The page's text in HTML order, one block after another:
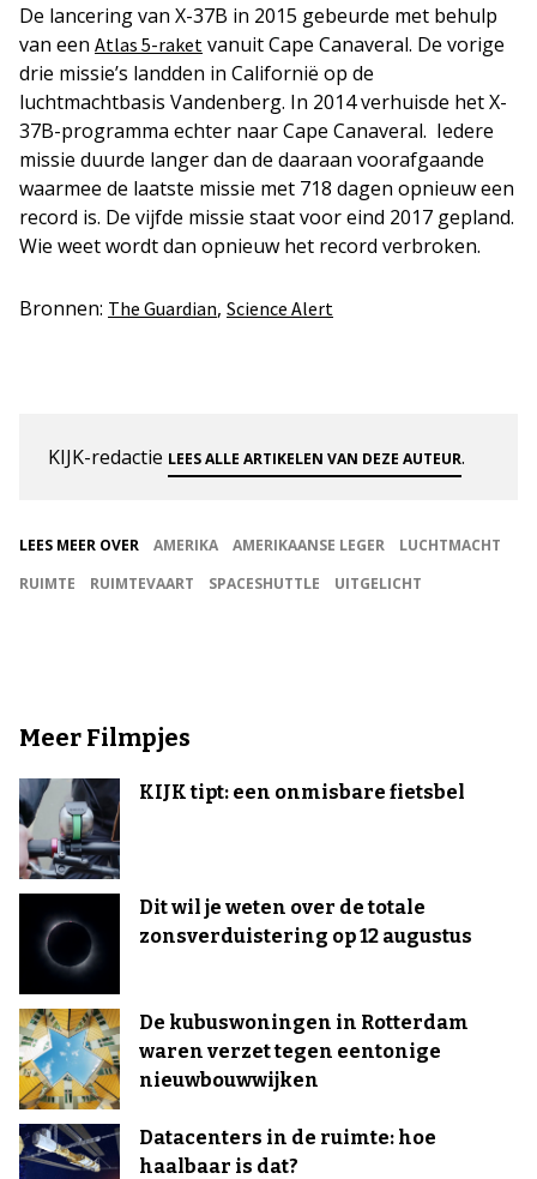
De lancering van X-37B in 2015 gebeurde met behulp
van een Atlas 5-raket vanuit Cape Canaveral. De vorige
drie missie’s landden in Californië op de
luchtmachtbasis Vandenberg. In 2014 verhuisde het X-
37B-programma echter naar Cape Canaveral. Iedere
missie duurde langer dan de daaraan voorafgaande
waarmee de laatste missie met 718 dagen opnieuw een
record is. De vijfde missie staat voor eind 2017 gepland.
Wie weet wordt dan opnieuw het record verbroken.
Bronnen: The Guardian, Science Alert
KIJK-redactie LEES ALLE ARTIKELEN VAN DEZE AUTEUR.
LEES MEER OVER AMERIKA AMERIKAANSE LEGER
LUCHTMACHT
RUIMTE
RUIMTEVAART SPACESHUTTLE UITGELICHT
Meer Filmpjes
KIJK tipt: een onmisbare fietsbel
Dit wil je weten over de totale
zonsverduistering op 12 augustus
De kubuswoningen in Rotterdam
waren verzet tegen eentonige
nieuwbouwwijken
Datacenters in de ruimte: hoe
haalbaar is dat?